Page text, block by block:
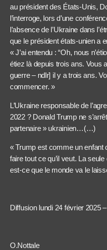
au président des États-Unis,
l’interroge, lors d’une
l’absence de l’Ukraine dans
que le président états-unien a
« J’ai entendu : “Oh, nous
étiez là depuis trois ans. Vous
guerre – ndlr] il y a trois ans.
commencer. »
L’Ukraine responsable de
2022 ? Donald Trump ne
partenaire » ukrainien…(…)
« Trump est comme un enfant
faire tout ce qu’il veut. La
est-ce que le monde va le
Diffusion lundi 24 février 2025
O.Nottale